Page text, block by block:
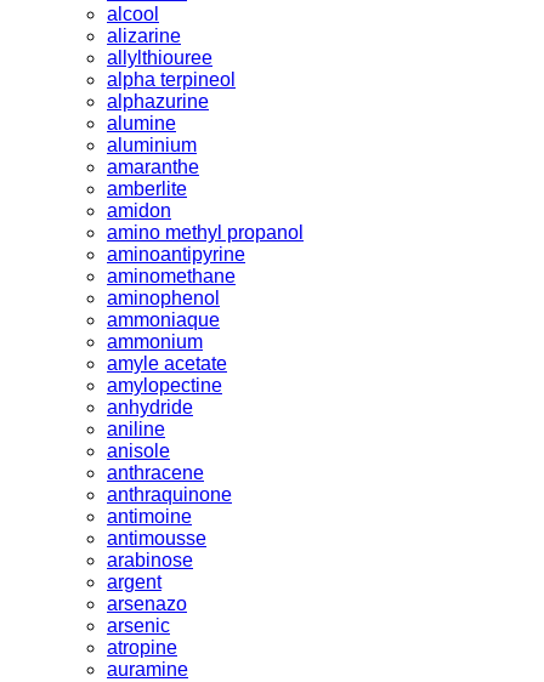
alcool
alizarine
allylthiouree
alpha terpineol
alphazurine
alumine
aluminium
amaranthe
amberlite
amidon
amino methyl propanol
aminoantipyrine
aminomethane
aminophenol
ammoniaque
ammonium
amyle acetate
amylopectine
anhydride
aniline
anisole
anthracene
anthraquinone
antimoine
antimousse
arabinose
argent
arsenazo
arsenic
atropine
auramine